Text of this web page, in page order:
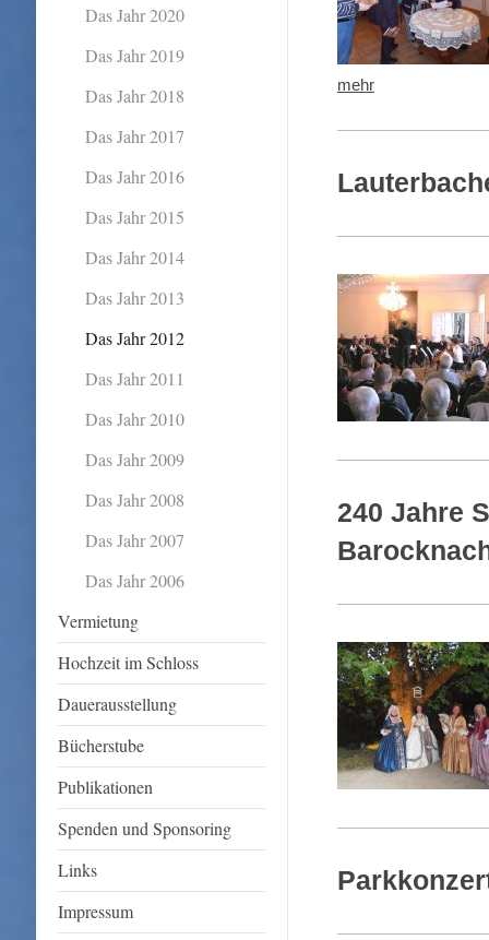
Das Jahr 2020
Das Jahr 2019
Das Jahr 2018
Das Jahr 2017
Das Jahr 2016
Das Jahr 2015
Das Jahr 2014
Das Jahr 2013
Das Jahr 2012
Das Jahr 2011
Das Jahr 2010
Das Jahr 2009
Das Jahr 2008
Das Jahr 2007
Das Jahr 2006
Vermietung
Hochzeit im Schloss
Dauerausstellung
Bücherstube
Publikationen
Spenden und Sponsoring
Links
Impressum
mehr
240 Jahre